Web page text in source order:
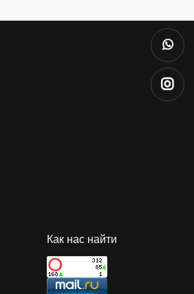
Как нас найти